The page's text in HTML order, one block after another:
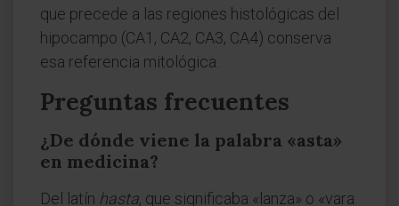
que precede a las regiones histológicas del
hipocampo (CA1, CA2, CA3, CA4) conserva
esa referencia mitológica.
Preguntas frecuentes
¿De dónde viene la palabra «asta»
en medicina?
Del latín hasta, que significaba «lanza» o «vara